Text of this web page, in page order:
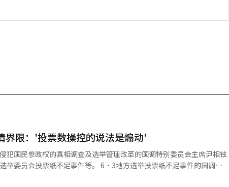
限：'投票数操控的说法是煽动'
犯国民参政权的真相调查及选举管理改革的国调特别委员会主席尹相铉
等。 6·3地方选举投票纸不足事件的国调特
数操控联系起来的说法划清界限。 尹议员在7日国会举行